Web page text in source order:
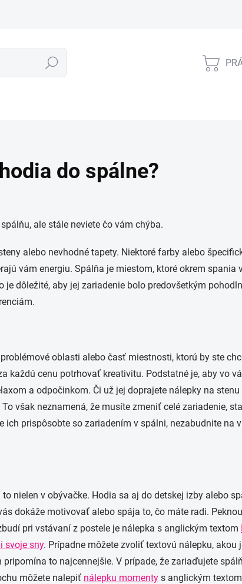
Hľadať
do spálne?
ale stále neviete čo vám chýba.
alebo nevhodné tapety. Niektoré farby alebo
vám energiu. Spálňa je miestom, ktoré okrem spania
je dôležité, aby jej zariadenie bolo predovšetkým
oblasti alebo časť miestnosti, ktorú by ste
každú cenu potrhovať kreativitu. Podstatné je, aby vo
a odpočinkom. Či už jej doprajete nálepky na stenu
však neznamená, že musíte zmeniť celé zariadenie,
ich prispôsobte so zariadením v spálni, nezabudnite na
nielen v obývačke. Hodia sa aj do detskej izby alebo
dokáže motivovať alebo spája to, čo máte radi.
pri vstávaní z postele je nálepka s anglickým textom
svoje sny. Prípadne môžete zvoliť textovú nálepku, akou
pripomína to najcennejšie. V prípade, že zariaďujete
môžete nalepiť nálepku momenty s anglickým